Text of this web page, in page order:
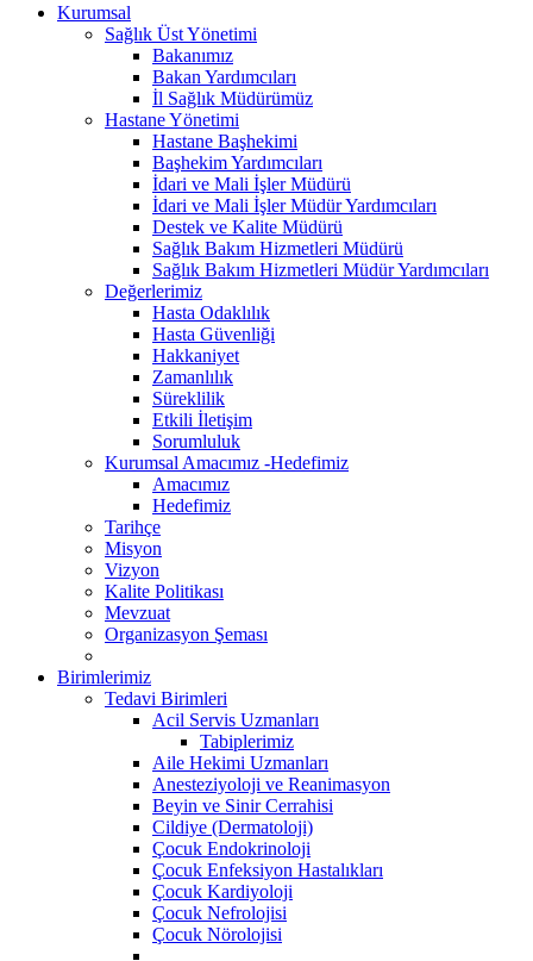
Kurumsal
Sağlık Üst Yönetimi
Bakanımız
Bakan Yardımcıları
İl Sağlık Müdürümüz
Hastane Yönetimi
Hastane Başhekimi
Başhekim Yardımcıları
İdari ve Mali İşler Müdürü
İdari ve Mali İşler Müdür Yardımcıları
Destek ve Kalite Müdürü
Sağlık Bakım Hizmetleri Müdürü
Sağlık Bakım Hizmetleri Müdür Yardımcıları
Değerlerimiz
Hasta Odaklılık
Hasta Güvenliği
Hakkaniyet
Zamanlılık
Süreklilik
Etkili İletişim
Sorumluluk
Kurumsal Amacımız -Hedefimiz
Amacımız
Hedefimiz
Tarihçe
Misyon
Vizyon
Kalite Politikası
Mevzuat
Organizasyon Şeması
Birimlerimiz
Tedavi Birimleri
Acil Servis Uzmanları
Tabiplerimiz
Aile Hekimi Uzmanları
Anesteziyoloji ve Reanimasyon
Beyin ve Sinir Cerrahisi
Cildiye (Dermatoloji)
Çocuk Endokrinoloji
Çocuk Enfeksiyon Hastalıkları
Çocuk Kardiyoloji
Çocuk Nefrolojisi
Çocuk Nörolojisi